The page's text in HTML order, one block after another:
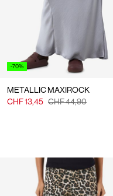
-70%
METALLIC MAXIROCK
CHF 13,45 CHF 44,90